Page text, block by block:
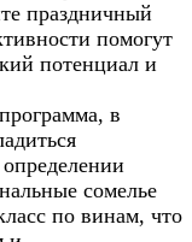
праздничный
помогут
потенциал и
в
сомелье
по винам, что